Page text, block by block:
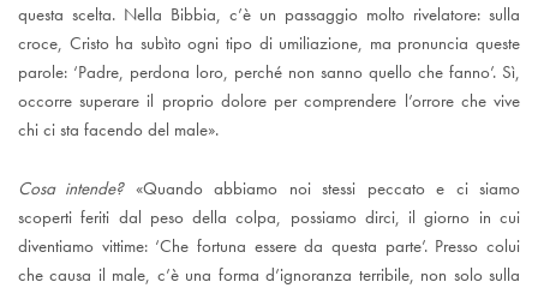
questa scelta. Nella Bibbia, c’è un passaggio molto rivelatore: sulla
croce, Cristo ha subìto ogni tipo di umiliazione, ma pronuncia queste
parole: ‘Padre, perdona loro, perché non sanno quello che fanno’. Sì,
occorre superare il proprio dolore per comprendere l’orrore che vive
chi ci sta facendo del male».
Cosa intende?«Quando abbiamo noi stessi peccato e ci siamo
scoperti feriti dal peso della colpa, possiamo dirci, il giorno in cui
diventiamo vittime: ‘Che fortuna essere da questa parte’. Presso colui
che causa il male, c’è una forma d’ignoranza terribile, non solo sulla